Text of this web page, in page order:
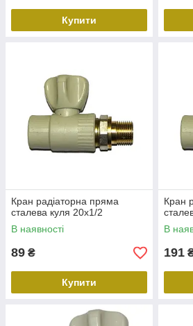
Купити
Кран радіаторна пряма
сталева куля 20х1/2
В наявності
89 ₴
Купити
Кран
В
191